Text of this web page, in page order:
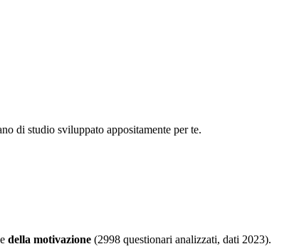
di studio sviluppato appositamente per te.
e della motivazione (2998 questionari analizzati, dati 2023).